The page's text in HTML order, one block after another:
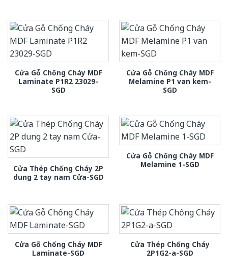
Cửa Gỗ Chống Cháy MDF
Laminate P1R2 23029-
SGD
Cửa Gỗ Chống Cháy MDF
Melamine P1 van kem-
SGD
Cửa Thép Chống Cháy 2P
dung 2 tay nam Cửa-SGD
Cửa Gỗ Chống Cháy MDF
Melamine 1-SGD
Cửa Gỗ Chống Cháy MDF
Laminate-SGD
Cửa Thép Chống Cháy
2P1G2-a-SGD